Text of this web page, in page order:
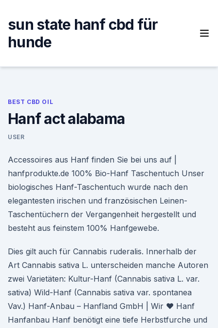
content
sun state hanf cbd für
hunde
BEST CBD OIL
Hanf act alabama
USER
Accessoires aus Hanf finden Sie bei uns auf |
hanfprodukte.de 100% Bio-Hanf Taschentuch Unser
biologisches Hanf-Taschentuch wurde nach den
elegantesten irischen und französischen Leinen-
Taschentüchern der Vergangenheit hergestellt und
besteht aus feinstem 100% Hanfgewebe.
Dies gilt auch für Cannabis ruderalis. Innerhalb der
Art Cannabis sativa L. unterscheiden manche Autoren
zwei Varietäten: Kultur-Hanf (Cannabis sativa L. var.
sativa) Wild-Hanf (Cannabis sativa var. spontanea
Vav.) Hanf-Anbau – Hanfland GmbH | Wir ♥ Hanf
Hanfanbau Hanf benötigt eine tiefe Herbstfurche und